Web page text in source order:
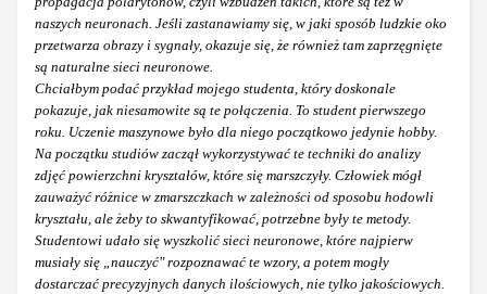
naszych neuronach. Jeśli zastanawiamy się, w jaki sposób ludzkie oko
przetwarza obrazy i sygnały, okazuje się, że również tam zaprzęgnięte
są naturalne sieci neuronowe.
Chciałbym podać przykład mojego studenta, który doskonale
pokazuje, jak niesamowite są te połączenia. To student pierwszego
roku. Uczenie maszynowe było dla niego początkowo jedynie hobby.
Na początku studiów zaczął wykorzystywać te techniki do analizy
zdjęć powierzchni kryształów, które się marszczyły. Człowiek mógł
zauważyć różnice w zmarszczkach w zależności od sposobu hodowli
kryształu, ale żeby to skwantyfikować, potrzebne były te metody.
Studentowi udało się wyszkolić sieci neuronowe, które najpierw
musiały się „nauczyć" rozpoznawać te wzory, a potem mogły
dostarczać precyzyjnych danych ilościowych, nie tylko jakościowych.